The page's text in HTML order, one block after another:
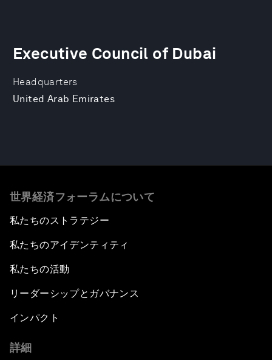
Headquarters
United Arab Emirates
Executive Council of Dubai
世界経済フォーラムについて
私たちのストラテジー
私たちのアイデンティティ
私たちの活動
リーダーシップとガバナンス
インパクト
詳細